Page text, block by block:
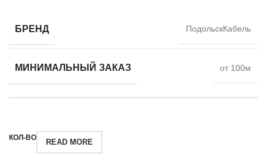
БРЕНД ПодольскКабель
МИНИМАЛЬНЫЙ ЗАКАЗ от 100м
READ MORE